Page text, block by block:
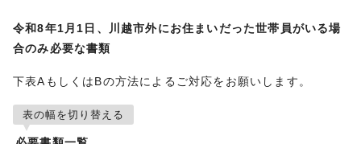
令和8年1月1日、川越市外にお住まいだった世帯員がいる場
合のみ必要な書類
下表AもしくはBの方法によるご対応をお願いします。
表の幅を切り替える